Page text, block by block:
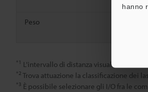
hanno
Peso
*1 L'intervallo di distanza visualizzabile va
*2 Trova attuazione la classificazione dei
*3 È possibile selezionare gli I/O fra le